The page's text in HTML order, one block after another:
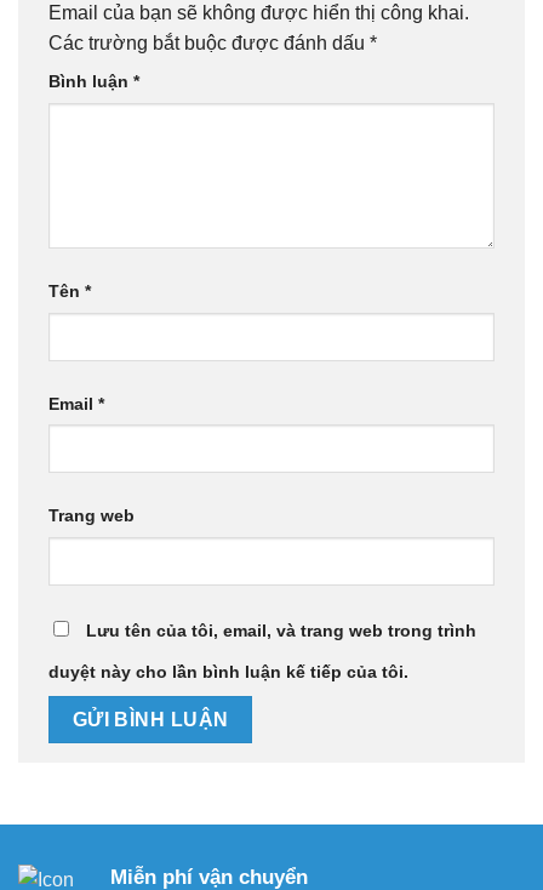
Email của bạn sẽ không được hiển thị công khai.
Các trường bắt buộc được đánh dấu *
Bình luận *
Tên *
Email *
Trang web
Lưu tên của tôi, email, và trang web trong trình
duyệt này cho lần bình luận kế tiếp của tôi.
Miễn phí vận chuyển